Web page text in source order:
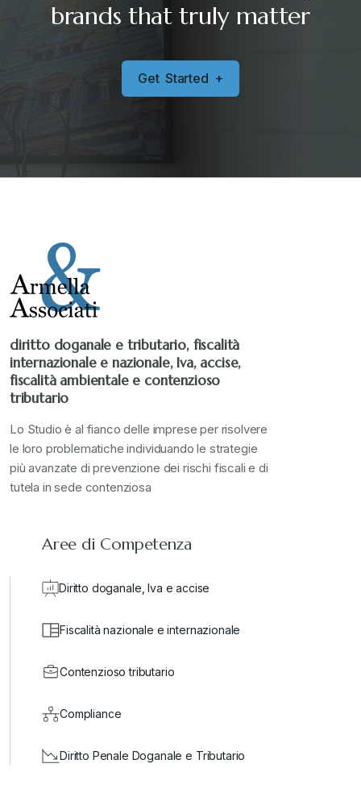
brands that truly matter
Get Started +
diritto doganale e tributario, fiscalità
internazionale e nazionale, Iva, accise,
fiscalità ambientale e contenzioso
tributario
Lo Studio è al fianco delle imprese per risolvere
le loro problematiche individuando le strategie
più avanzate di prevenzione dei rischi fiscali e di
tutela in sede contenziosa
Aree di Competenza
Diritto doganale, Iva e accise
Fiscalità nazionale e internazionale
Contenzioso tributario
Compliance
Diritto Penale Doganale e Tributario